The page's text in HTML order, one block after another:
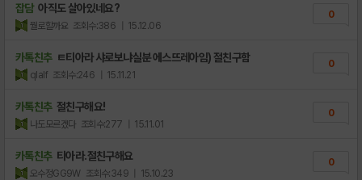
잡담 아직도 살아있네요?
뭘로할까요 조회수:386 | 15.12.06
0
카톡친추 ㅌ티아라 샤로보냐실분 에스뜨레아임) 절친구함
qlalf 조회수:246 | 15.11.21
0
카톡친추 절친구해요!
나도모르겠다 조회수:277 | 15.11.01
0
카톡친추 티아라.절친구해요
오수정GG9W 조회수:349 | 15.10.23
0